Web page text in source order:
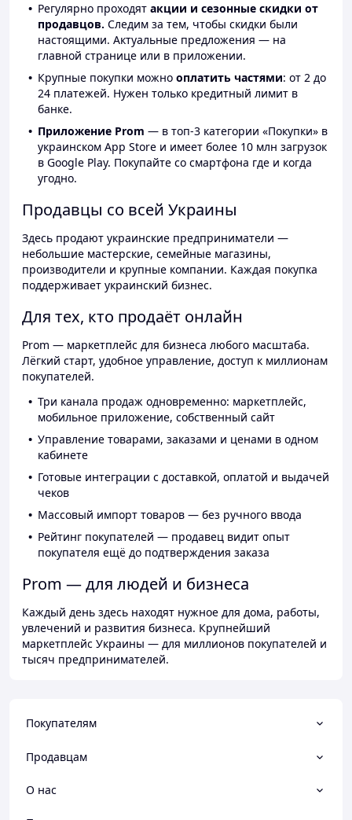
Регулярно проходят акции и сезонные скидки от
продавцов. Следим за тем, чтобы скидки были
настоящими. Актуальные предложения — на
главной странице или в приложении.
Крупные покупки можно оплатить частями: от 2 до
24 платежей. Нужен только кредитный лимит в
банке.
Приложение Prom — в топ-3 категории «Покупки» в
украинском App Store и имеет более 10 млн загрузок
в Google Play. Покупайте со смартфона где и когда
угодно.
Продавцы со всей Украины
Здесь продают украинские предприниматели —
небольшие мастерские, семейные магазины,
производители и крупные компании. Каждая покупка
поддерживает украинский бизнес.
Для тех, кто продаёт онлайн
Prom — маркетплейс для бизнеса любого масштаба.
Лёгкий старт, удобное управление, доступ к миллионам
покупателей.
Три канала продаж одновременно: маркетплейс,
мобильное приложение, собственный сайт
Управление товарами, заказами и ценами в одном
кабинете
Готовые интеграции с доставкой, оплатой и выдачей
чеков
Массовый импорт товаров — без ручного ввода
Рейтинг покупателей — продавец видит опыт
покупателя ещё до подтверждения заказа
Prom — для людей и бизнеса
Каждый день здесь находят нужное для дома, работы,
увлечений и развития бизнеса. Крупнейший
маркетплейс Украины — для миллионов покупателей и
тысяч предпринимателей.
Покупателям
Продавцам
О нас